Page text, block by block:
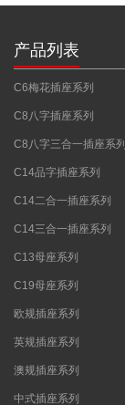
产品列表
C6梅花插座系列
C8八字插座系列
C8八字三合一插座系列
C14品字插座系列
C14二合一插座系列
C14三合一插座系列
C13母座系列
C19母座系列
欧规插座系列
英规插座系列
澳规插座系列
中式插座系列